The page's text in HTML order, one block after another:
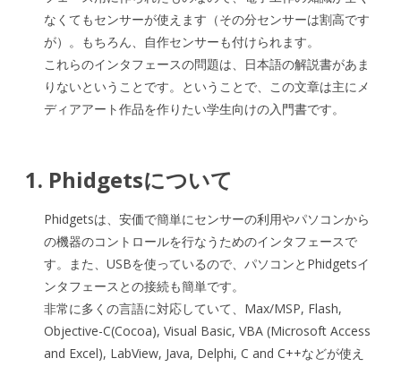
へ
の
なくてもセンサーが使えます（その分センサーは割高です
が）。もちろん、自作センサーも付けられます。
これらのインタフェースの問題は、日本語の解説書があま
りないということです。ということで、この文章は主にメ
ディアアート作品を作りたい学生向けの入門書です。
1. Phidgetsについて
Phidgetsは、安価で簡単にセンサーの利用やパソコンから
の機器のコントロールを行なうためのインタフェースで
す。また、USBを使っているので、パソコンとPhidgetsイ
ンタフェースとの接続も簡単です。
非常に多くの言語に対応していて、Max/MSP, Flash,
Objective-C(Cocoa), Visual Basic, VBA (Microsoft Access
and Excel), LabView, Java, Delphi, C and C++などが使え